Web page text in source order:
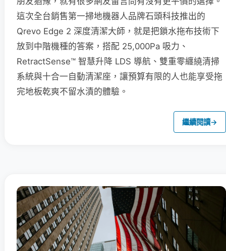
這次全台銷售第一掃地機器人品牌石頭科技推出的
Qrevo Edge 2 深度清潔大師，就是把鎖水拖布技術下
放到中階機種的答案，搭配 25,000Pa 吸力、
RetractSense™ 智慧升降 LDS 導航、雙重零纏繞清掃
系統與十合一自動清潔座，讓預算有限的人也能享受拖
完地板乾爽不留水漬的體驗。
繼續閱讀→